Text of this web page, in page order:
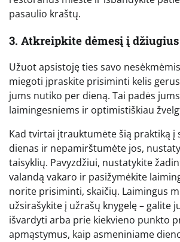
pasaulio kraštų.
3. Atkreipkite dėmesį į
Užuot apsistoję ties savo
miegoti įpraskite prisiminti kelis
jums nutiko per dieną. Tai padės
laimingesniems ir optimistiškiau
Kad tvirtai įtrauktumėte šią praktiką į
dienas ir nepamirštumėte jos,
taisyklių. Pavyzdžiui, nustatykite
valandą vakaro ir pasižymėkite
norite prisiminti, skaičių. Laimingus
užsirašykite į užrašų knygelę – galite
išvardyti arba prie kiekvieno punkto
apmąstymus, kaip asmeniniame